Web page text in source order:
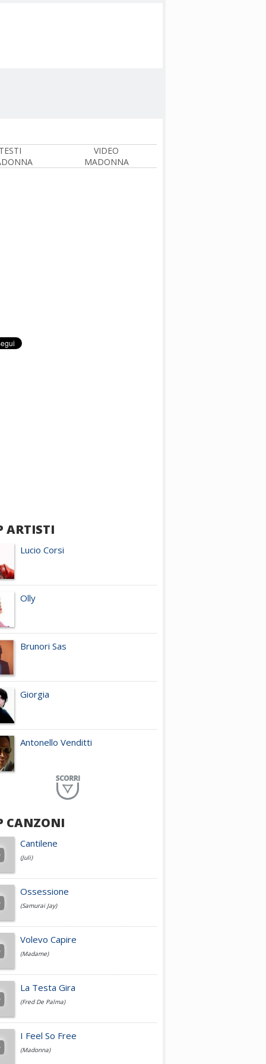
VIDEO
MADONNA
ARTISTI
Lucio Corsi
Olly
Brunori Sas
Giorgia
Antonello Venditti
Planet Funk
Achille Lauro
Cesare Cremonini
Jovanotti
Fedez
Simone Cristicchi
CANZONI
Cantilene
(Juli)
Ossessione
(Samurai Jay)
Volevo Capire
(Madame)
La Testa Gira
(Fred De Palma)
I Feel So Free
(Madonna)